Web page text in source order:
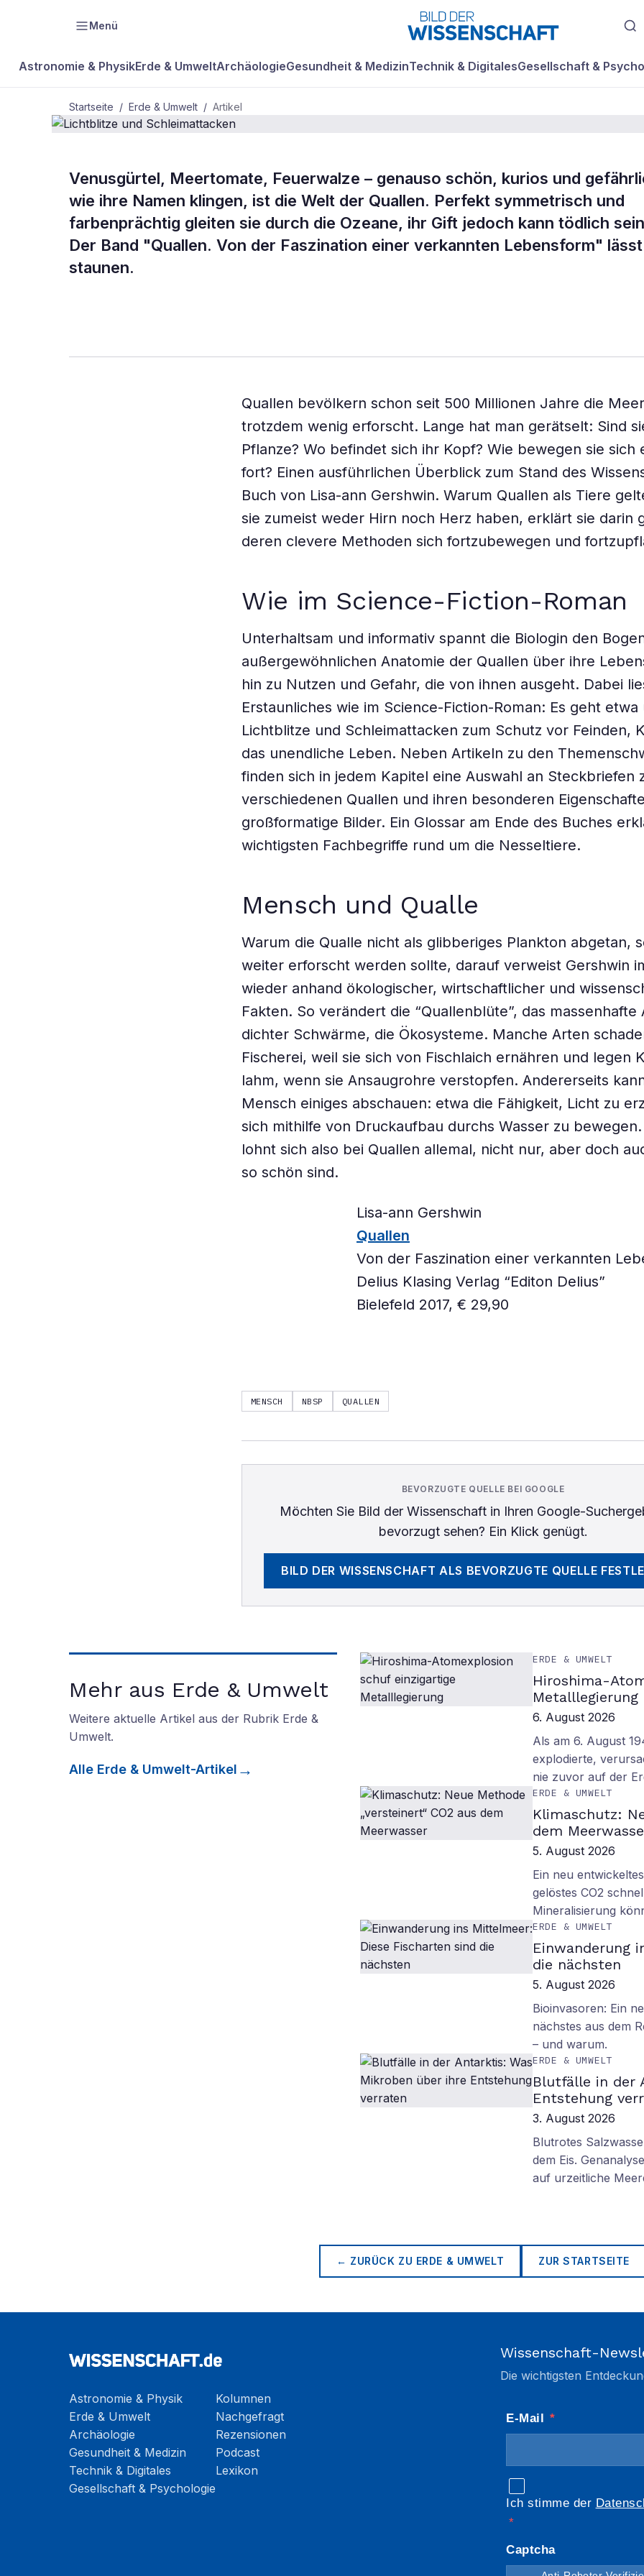
Menü
Astronomie & PhysikErde & UmweltArchäologieGesundheit & MedizinTechnik & DigitalesGesellschaft &
Startseite / Erde & Umwelt / Artikel
ERDE & UMWELT
Lichtblitze und
Schleimattacken
Venusgürtel, Meertomate, Feuerwalze ­­– genauso schön, kurios und
wie ihre Namen klingen, ist die Welt der Quallen. Perfekt symmetrisch und
farbenprächtig gleiten sie durch die Ozeane, ihr Gift jedoch kann tödlich
Der Band "Quallen. Von der Faszination einer verkannten Lebensform" lässt
staunen.
Quallen bevölkern schon seit 500 Millionen Jahre die
trotzdem wenig erforscht. Lange hat man gerätselt: Sind
Pflanze? Wo befindet sich ihr Kopf? Wie bewegen sie sich
fort? Einen ausführlichen Überblick zum Stand des
Buch von Lisa-ann Gershwin. Warum Quallen als Tiere
sie zumeist weder Hirn noch Herz haben, erklärt sie darin
deren clevere Methoden sich fortzubewegen und
Wie im Science-Fiction-Roman
Unterhaltsam und informativ spannt die Biologin den
außergewöhnlichen Anatomie der Quallen über ihre
hin zu Nutzen und Gefahr, die von ihnen ausgeht. Dabei
Erstaunliches wie im Science-Fiction-Roman: Es geht etwa
Lichtblitze und Schleimattacken zum Schutz vor Feinden,
das unendliche Leben. Neben Artikeln zu den
finden sich in jedem Kapitel eine Auswahl an Steckbriefen
verschiedenen Quallen und ihren besonderen
großformatige Bilder. Ein Glossar am Ende des Buches
wichtigsten Fachbegriffe rund um die Nesseltiere.
Mensch und Qualle
Warum die Qualle nicht als glibberiges Plankton abgetan,
weiter erforscht werden sollte, darauf verweist Gershwin
wieder anhand ökologischer, wirtschaftlicher und
Fakten. So verändert die “Quallenblüte”, das massenhafte
dichter Schwärme, die Ökosysteme. Manche Arten
Fischerei, weil sie sich von Fischlaich ernähren und legen
lahm, wenn sie Ansaugrohre verstopfen. Andererseits
Mensch einiges abschauen: etwa die Fähigkeit, Licht zu
sich mithilfe von Druckaufbau durchs Wasser zu
lohnt sich also bei Quallen allemal, nicht nur, aber doch
so schön sind.
Lisa-ann Gershwin
Quallen
Von der Faszination einer verkannten
Delius Klasing Verlag “Editon Delius”
Bielefeld 2017, € 29,90
MENSCH NBSP QUALLEN
BEVORZUGTE QUELLE BEI GOOGLE
Möchten Sie Bild der Wissenschaftin Ihren Google-
bevorzugt sehen? Ein Klick genügt.
BILD DER WISSENSCHAFT ALS BEVORZUGTE QUELLE
Mehr aus Erde & Umwelt
Weitere aktuelle Artikel aus der Rubrik Erde &
Umwelt.
Alle Erde & Umwelt-Artikel
ERDE & UMWELT
Hiroshima-
Metalllegierung
6. August 2026
Als am 6. August
explodierte,
nie zuvor auf der
ERDE & UMWELT
Klimaschutz:
dem
5. August 2026
Ein neu
gelöstes CO2
Mineralisierung
ERDE & UMWELT
Einwanderung
die nächsten
5. August 2026
Bioinvasoren: Ein
nächstes aus dem
– und warum.
ERDE & UMWELT
Blutfälle in der
Entstehung
3. August 2026
Blutrotes
dem Eis.
auf urzeitliche
← ZURÜCK ZU ERDE & UMWELT ZUR STARTSEITE
Astronomie & Physik
Erde & Umwelt
Archäologie
Gesundheit & Medizin
Technik & Digitales
Gesellschaft & Psychologie
Kolumnen
Nachgefragt
Rezensionen
Podcast
Lexikon
Wissenschaft-
Die wichtigsten